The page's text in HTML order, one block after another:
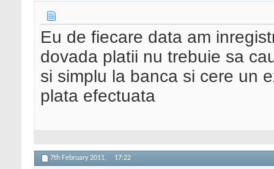
Eu de fiecare data am
dovada platii nu trebuie sa
si simplu la banca si cere un
plata efectuata
7th February 2011, 17:22